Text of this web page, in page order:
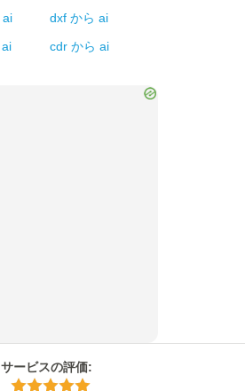
ai dxf から ai
ai cdr から ai
サービスの評価: